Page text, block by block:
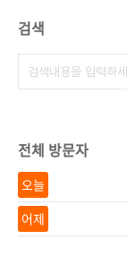
검색
전체 방문자
오늘
어제